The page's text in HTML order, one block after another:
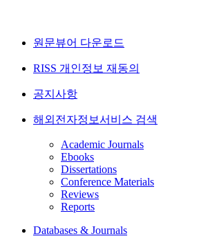
원문뷰어 다운로드
RISS 개인정보 재동의
공지사항
해외전자정보서비스 검색
Academic Journals
Ebooks
Dissertations
Conference Materials
Reviews
Reports
Databases & Journals